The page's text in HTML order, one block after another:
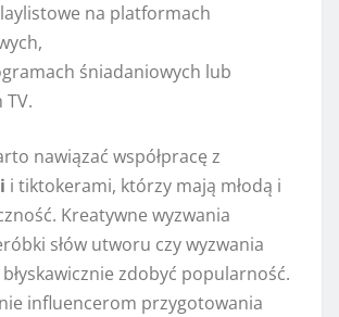
na platformach
śniadaniowych lub
nawiązać współpracę z
i tiktokerami, którzy mają młodą i
Kreatywne wyzwania
słów utworu czy wyzwania
zdobyć popularność.
influencerom przygotowania